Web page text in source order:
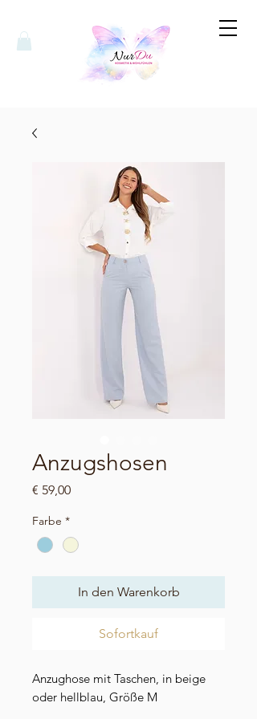
Anzugshosen
€ 59,00Preis
Farbe *
In den Warenkorb
Sofortkauf
Anzughose mit Taschen, in beige
oder hellblau, Größe M